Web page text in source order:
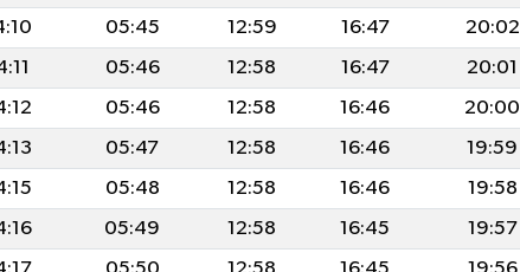
05:45 12:59 16:47 20:02
05:46 12:58 16:47 20:01
05:46 12:58 16:46 20:00
05:47 12:58 16:46 19:59
05:48 12:58 16:46 19:58
05:49 12:58 16:45 19:57